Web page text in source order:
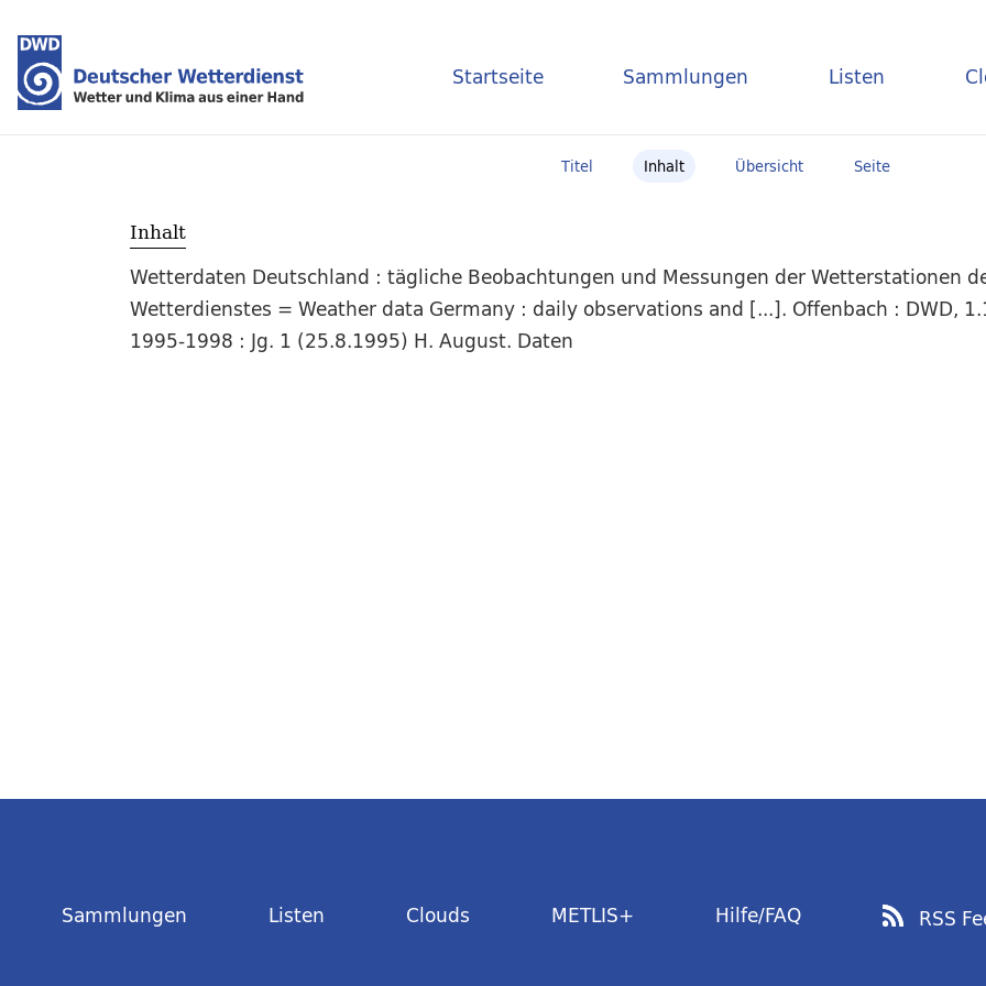
Startseite Sammlungen Listen
Titel Inhalt Übersicht Seite
Inhalt
Wetterdaten Deutschland : tägliche Beobachtungen und Messungen der Wetterstationen
Wetterdienstes = Weather data Germany : daily observations and [...]. Offenbach : DWD,
1995-1998 : Jg. 1 (25.8.1995) H. August. Daten
Sammlungen Listen Clouds METLIS+ Hilfe/FAQ RSS